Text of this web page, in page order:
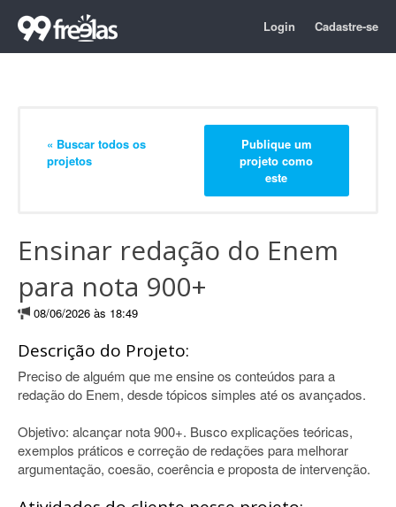
Login Cadastre-se
« Buscar todos os
projetos
Publique um
projeto como
este
Ensinar redação do Enem
para nota 900+
08/06/2026 às 18:49
Descrição do Projeto:
Preciso de alguém que me ensine os conteúdos para a
redação do Enem, desde tópicos simples até os avançados.
Objetivo: alcançar nota 900+. Busco explicações teóricas,
exemplos práticos e correção de redações para melhorar
argumentação, coesão, coerência e proposta de intervenção.